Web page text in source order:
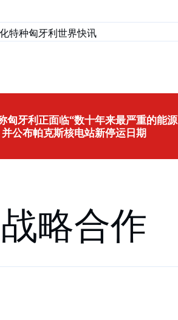
特种匈牙利世界快讯
匈牙利正面临“数十年来最严重的能源
公布帕克斯核电站新停运日期
略合作